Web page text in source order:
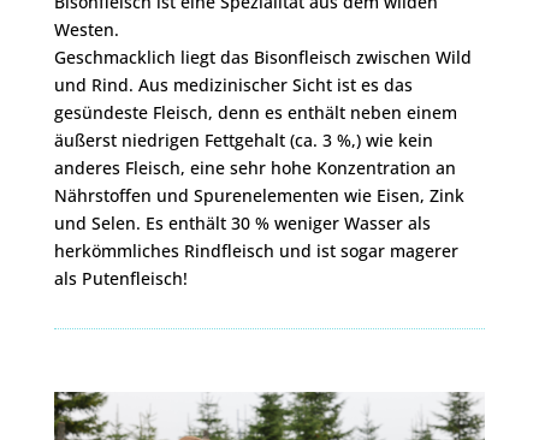
Westen.
Geschmacklich liegt das Bisonfleisch zwischen Wild
und Rind. Aus medizinischer Sicht ist es das
gesündeste Fleisch, denn es enthält neben einem
äußerst niedrigen Fettgehalt (ca. 3 %,) wie kein
anderes Fleisch, eine sehr hohe Konzentration an
Nährstoffen und Spurenelementen wie Eisen, Zink
und Selen. Es enthält 30 % weniger Wasser als
herkömmliches Rindfleisch und ist sogar magerer
als Putenfleisch!